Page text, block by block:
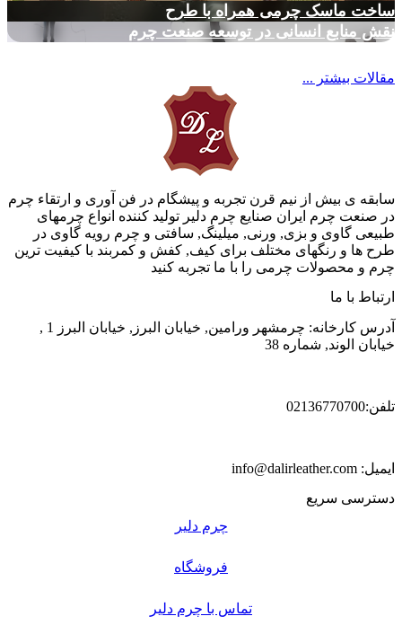
ساخت ماسک چرمی همراه با طرح
نقش منابع انسانی در توسعه صنعت چرم
مقالات بیشتر ...
سابقه ی بیش از نیم قرن تجربه و پیشگام در فن آوری و ارتقاء چرم
در صنعت چرم ایران صنایع چرم دلیر تولید کننده انواع چرمهای
طبیعی گاوی و بزی, ورنی, میلینگ, سافتی و چرم رویه گاوی در
طرح ها و رنگهای مختلف برای کیف, کفش و کمربند با کیفیت ترین
چرم و محصولات چرمی را با ما تجربه کنید
ارتباط با ما
آدرس کارخانه: چرمشهر ورامین, خیابان البرز, خیابان البرز 1 ,
خیابان الوند, شماره 38
تلفن:02136770700
ایمیل: info@dalirleather.com
دسترسی سریع
چرم دلیر
فروشگاه
تماس با چرم دلیر